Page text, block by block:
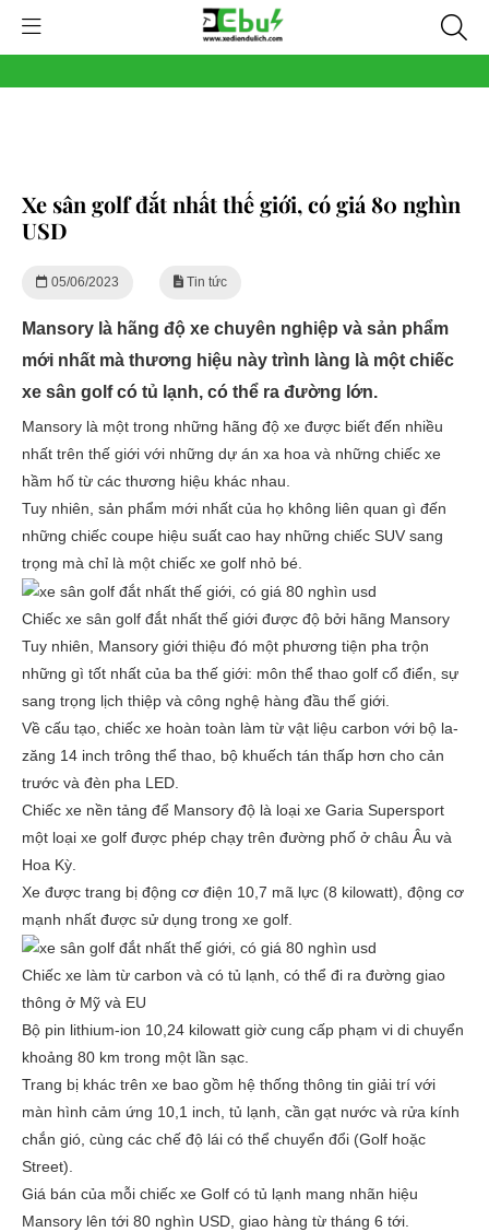
Xe sân golf đắt nhất thế giới, có giá 80 nghìn
USD
05/06/2023 Tin tức
Mansory là hãng độ xe chuyên nghiệp và sản phẩm
mới nhất mà thương hiệu này trình làng là một chiếc
xe sân golf có tủ lạnh, có thể ra đường lớn.
Mansory là một trong những hãng độ xe được biết đến nhiều
nhất trên thế giới với những dự án xa hoa và những chiếc xe
hầm hố từ các thương hiệu khác nhau.
Tuy nhiên, sản phẩm mới nhất của họ không liên quan gì đến
những chiếc coupe hiệu suất cao hay những chiếc SUV sang
trọng mà chỉ là một chiếc xe golf nhỏ bé.
Chiếc xe sân golf đắt nhất thế giới được độ bởi hãng Mansory
Tuy nhiên, Mansory giới thiệu đó một phương tiện pha trộn
những gì tốt nhất của ba thế giới: môn thể thao golf cổ điển, sự
sang trọng lịch thiệp và công nghệ hàng đầu thế giới.
Về cấu tạo, chiếc xe hoàn toàn làm từ vật liệu carbon với bộ la-
zăng 14 inch trông thể thao, bộ khuếch tán thấp hơn cho cản
trước và đèn pha LED.
Chiếc xe nền tảng để Mansory độ là loại xe Garia Supersport
một loại xe golf được phép chạy trên đường phố ở châu Âu và
Hoa Kỳ.
Xe được trang bị động cơ điện 10,7 mã lực (8 kilowatt), động cơ
mạnh nhất được sử dụng trong xe golf.
Chiếc xe làm từ carbon và có tủ lạnh, có thể đi ra đường giao
thông ở Mỹ và EU
Bộ pin lithium-ion 10,24 kilowatt giờ cung cấp phạm vi di chuyển
khoảng 80 km trong một lần sạc.
Trang bị khác trên xe bao gồm hệ thống thông tin giải trí với
màn hình cảm ứng 10,1 inch, tủ lạnh, cần gạt nước và rửa kính
chắn gió, cùng các chế độ lái có thể chuyển đổi (Golf hoặc
Street).
Giá bán của mỗi chiếc xe Golf có tủ lạnh mang nhãn hiệu
Mansory lên tới 80 nghìn USD, giao hàng từ tháng 6 tới.